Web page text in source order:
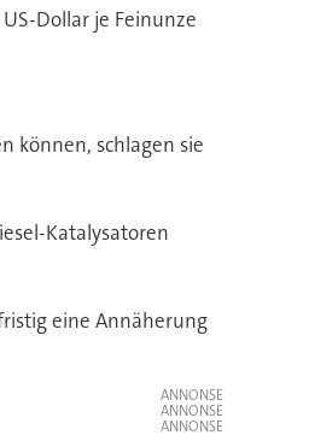
Dollar je Feinunze
können, schlagen sie
Katalysatoren
eine Annäherung